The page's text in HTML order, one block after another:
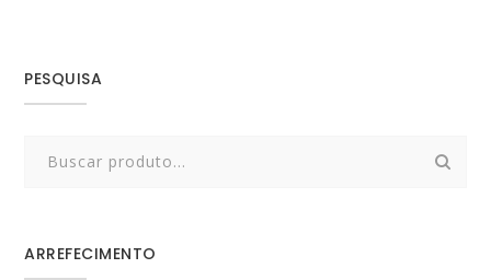
PESQUISA
ARREFECIMENTO